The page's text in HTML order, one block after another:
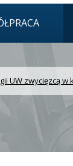
UW zwycięzcą